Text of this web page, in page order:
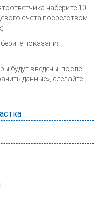
наберите 10-
счета посредством
показания
будут введены, после
данные», сделайте